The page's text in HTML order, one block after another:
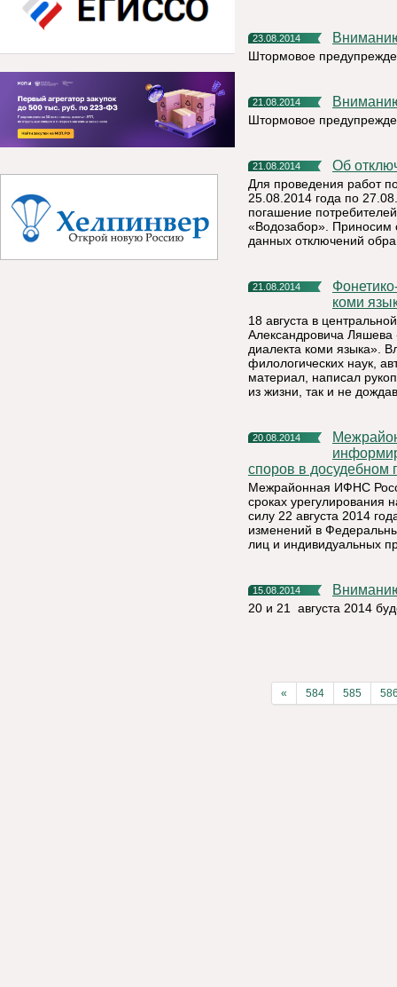
23.08.2014
Штормовое
21.08.2014
Штормовое
21.08.2014 Об
Для проведения работ
25.08.2014 года по
погашение
«Водозабор». Приносим
данных отключений
21.08.2014
Фонетико-морфологические особенности вымского диалекта
коми
18 августа в
Александровича Ляшева
диалекта коми языка».
филологических наук,
материал, написал
из жизни, так и не
20.08.2014
Межрайонная ИФНС России № 5 по Республике Коми
споров в досудебном
Межрайонная ИФНС
сроках урегулирования
силу 22 августа 2014
изменений в
лиц и индивидуальных
15.08.2014
20 и 21 августа 2014
« 584 585